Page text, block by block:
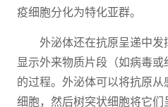
疫细胞分化为特化亚群。
外泌体还在抗原呈递中
显示外来物质片段（如病毒
的过程。外泌体可以将抗原
细胞，然后树突状细胞将它